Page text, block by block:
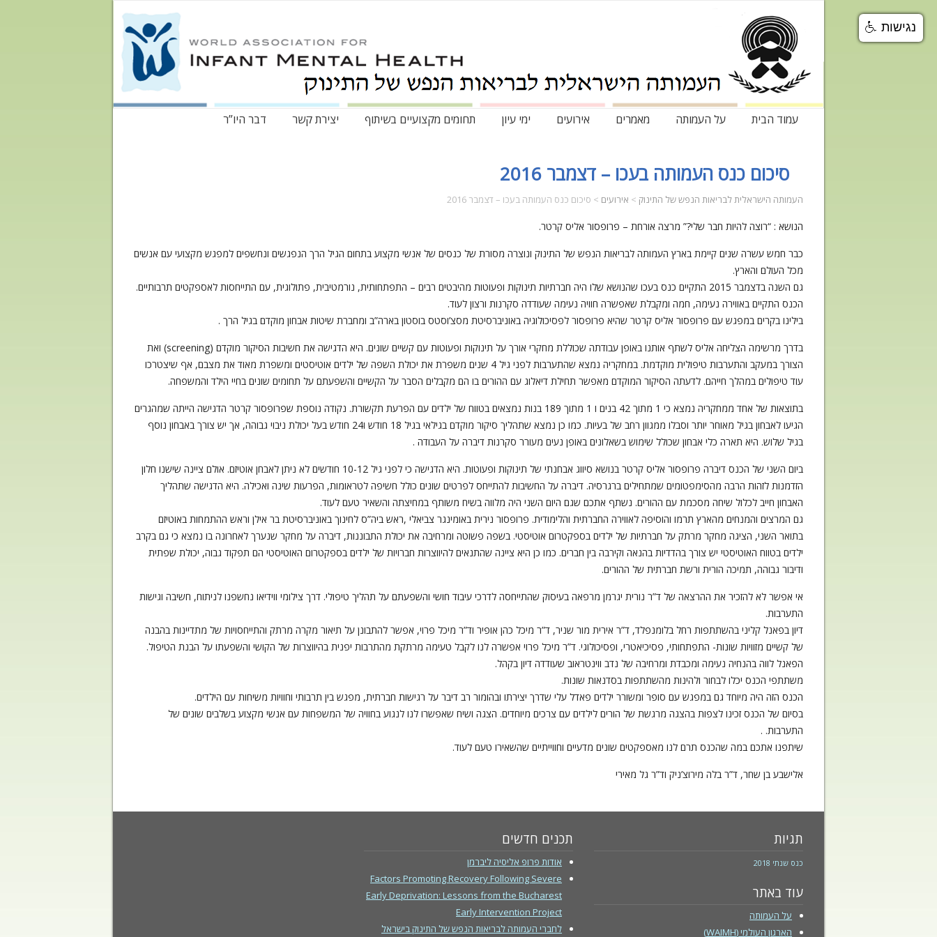
עמוד הבית על העמותה מאמרים אירועים ימי עיון תחומים מקצועיים בשיתוף יצירת קשר דבר היו”ר
סיכום כנס העמותה בעכו – דצמבר 2016
העמותה הישראלית לבריאות הנפש של התינוק > אירועים > סיכום כנס העמותה בעכו – דצמבר 2016
הנושא : “רוצה להיות חבר שלי?” מרצה אורחת – פרופסור אליס קרטר.
כבר חמש עשרה שנים קיימת בארץ העמותה לבריאות הנפש של התינוק ונוצרה מסורת של כנסים של אנשי מקצוע בתחום הגיל הרך הנפגשים ונחשפים למפגש מקצועי עם אנשים
מכל העולם והארץ.
גם השנה בדצמבר 2015 התקיים כנס בעכו שהנושא שלו היה חברתיות תינוקות ופעוטות מהיבטים רבים – התפתחותית, נורמטיבית, פתולוגית, עם התייחסות לאספקטים תרבותיים.
הכנס התקיים באווירה נעימה, חמה ומקבלת שאפשרה חוויה נעימה שעודדה סקרנות ורצון לעוד.
בילינו בקרים במפגש עם פרופסור אליס קרטר שהיא פרופסור לפסיכולוגיה באוניברסיטת מסצ’וסטס בוסטון בארה”ב ומחברת שיטות אבחון מוקדם בגיל הרך .
בדרך מרשימה הצליחה אליס לשתף אותנו באופן עבודתה שכוללת מחקרי אורך על תינוקות ופעוטות עם קשיים שונים. היא הדגישה את חשיבות הסיקור מוקדם (screening) ואת
הצורך במעקב והתערבות טיפולית מוקדמת. במחקריה נמצא שהתערבות לפני גיל 4 שנים משפרת את יכולת השפה של ילדים אוטיסטים ומשפרת מאוד את מצבם, אף שיצטרכו
עוד טיפולים במהלך חייהם. לדעתה הסיקור המוקדם מאפשר תחילת דיאלוג עם ההורים בו הם מקבלים הסבר על הקשיים והשפעתם על תחומים שונים בחיי הילד והמשפחה.
בתוצאות של אחד ממחקריה נמצא כי 1 מתוך 42 בנים ו 1 מתוך 189 בנות נמצאים בטווח של ילדים עם הפרעת תקשורת. נקודה נוספת שפרופסור קרטר הדגישה הייתה שמהגרים
הגיעו לאבחון בגיל מאוחר יותר וסבלו ממגוון רחב של בעיות. כמו כן נמצא שתהליך סיקור מוקדם בגילאי בגיל 18 חודש ו24 חודש בעל יכולת ניבוי גבוהה, אך יש צורך באבחון נוסף
בגיל שלוש. היא תארה כלי אבחון שכולל שימוש בשאלונים באופן נעים מעורר סקרנות דיברה על העבודה .
ביום השני של הכנס דיברה פרופסור אליס קרטר בנושא סיווג אבחנתי של תינוקות ופעוטות. היא הדגישה כי לפני גיל 10-12 חודשים לא ניתן לאבחן אוטיזם. אולם ציינה שישנו חלון
הזדמנות לזהות הרבה מהסימפטומים שמתחילים ברגרסיה. דיברה על החשיבות להתייחס לפרטים שונים כולל חשיפה לטראומות, הפרעות שינה ואכילה. היא הדגישה שתהליך
האבחון חייב לכלול שיחה מסכמת עם ההורים. נשתף אתכם שגם היום השני היה מלווה בשיח משותף במחיצתה והשאיר טעם לעוד.
גם המרצים והמנחים מהארץ תרמו והוסיפה לאווירה החברתית והלימודית. פרופסור נירית באומינגר צביאלי ,ראש ביה”ס לחינוך באוניברסיטת בר אילן וראש ההתמחות באוטיזם
בתואר השני, הציגה מחקר מרתק על חברתיות של ילדים בספקטרום אוטיסטי. בשפה פשוטה ומרחיבה את יכולת התבוננות, דיברה על מחקר שנערך לאחרונה בו נמצא כי גם בקרב
ילדים בטווח האוטיסטי יש צורך בהדדיות בהנאה וקירבה בין חברים. כמו כן היא ציינה שהתנאים להיווצרות חברויות של ילדים בספקטרום האוטיסטי הם תפקוד גבוה, יכולת שפתית
ודיבור גבוהה, תמיכה הורית ורשת חברתית של ההורים.
אי אפשר לא להזכיר את ההרצאה של ד”ר נורית יגרמן מרפאה בעיסוק שהתייחסה לדרכי עיבוד חושי והשפעתם על תהליך טיפולי. דרך צילומי ווידיאו נחשפנו לניתוח, חשיבה וגישות
התערבות.
דיון בפאנל קליני בהשתתפות רחל בלומנפלד, ד”ר אירית מור שניר, ד”ר מיכל כהן אופיר וד”ר מיכל פרוי, אפשר להתבונן על תיאור מקרה מרתק והתייחסויות של מתדיינות בהבנה
של קשיים מזוויות שונות- התפתחותי, פסיכיאטרי, ופסיכולוגי. ד”ר מיכל פרוי אפשרה לנו לקבל טעימה מרתקת מהתרבות יפנית בהיווצרות של הקושי והשפעתו על הבנת הטיפול.
הפאנל לווה בהנחיה נעימה ומכבדת ומרחיבה של נדב ווינטראוב שעודדה דיון בקהל.
משתתפי הכנס יכלו לבחור ולהינות מהשתתפות בסדנאות שונות.
הכנס הזה היה מיוחד גם במפגש עם סופר ומשורר ילדים פאדל עלי שדרך יצירתו ובהומור רב דיבר על רגישות חברתית, מפגש בין תרבותי וחוויות משיחות עם הילדים.
בסיום של הכנס זכינו לצפות בהצגה מרגשת של הורים לילדים עם צרכים מיוחדים. הצגה ושיח שאפשרו לנו לנגוע בחוויה של המשפחות עם אנשי מקצוע בשלבים שונים של
התערבות. .
שיתפנו אתכם במה שהכנס תרם לנו מאספקטים שונים מדעיים וחווייתיים שהשאירו טעם לעוד.
אלישבע בן שחר, ד”ר בלה מירוצ’ניק וד”ר גל מאירי
תגיות
כנס שנתי 2018
עוד באתר
על העמותה
הארגון העולמי (WAIMH)
תכנים חדשים
אודות פרופ אליסיה ליברמן
Factors Promoting Recovery Following Severe
Early Deprivation: Lessons from the Bucharest
Early Intervention Project
לחברי העמותה לבריאות הנפש של התינוק בישראל
נגישות